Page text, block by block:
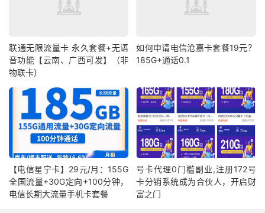
联通无限流量卡 永久套餐+无语
音功能【云南、广西可发】（非
物联卡）
如何申请电信沧嘉卡套餐19元？
185G+通话0.1
【电信星宁卡】29元/月：155G
全国流量+30G定向+100分钟，
电信长期大流量手机卡套餐
号卡代理0门槛副业,注册172号
卡分销系统成为合伙人，开启财
富之门